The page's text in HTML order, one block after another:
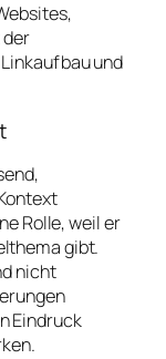
und
Rolle, weil er
gibt.
nicht
Eindruck